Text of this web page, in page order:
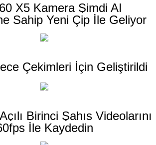
X5 Kamera Şimdi AI
Sahip Yeni Çip İle Geliyor
Çekimleri İçin Geliştirildi
Birinci Şahıs Videolarını
İle Kaydedin